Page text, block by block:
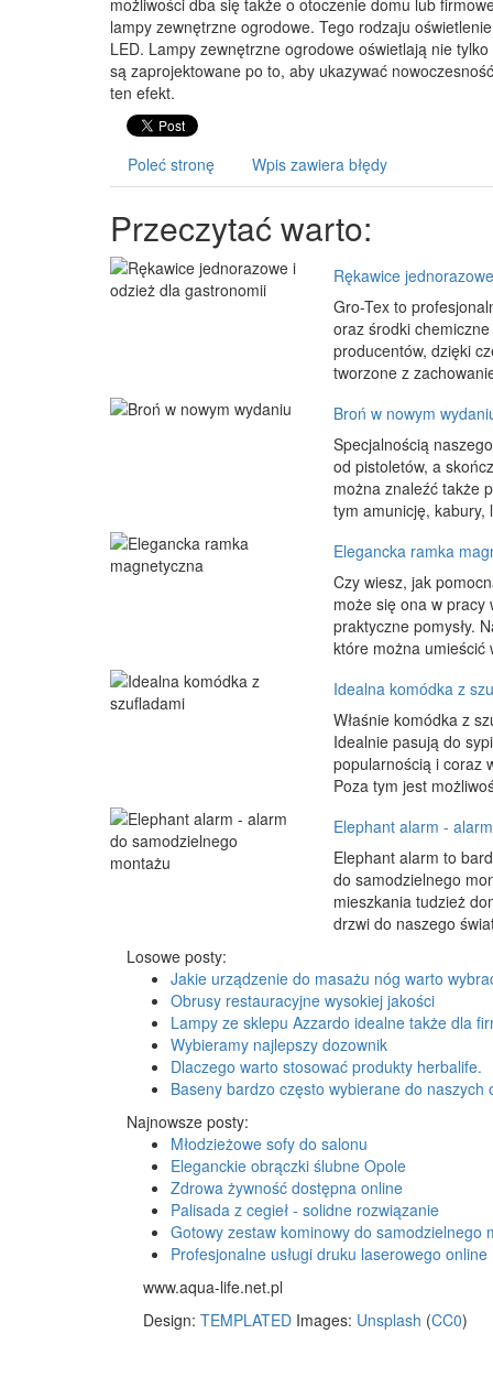
możliwości dba się także o otoczenie domu lub
lampy zewnętrzne ogrodowe. Tego rodzaju
LED. Lampy zewnętrzne ogrodowe oświetlają nie
są zaprojektowane po to, aby ukazywać
ten efekt.
Poleć stronę Wpis zawiera błędy
Przeczytać warto:
Rękawice
Gro-Tex to
oraz środki
producentów, dzięki
tworzone z
Broń w nowym
Specjalnością
od pistoletów, a
można znaleźć także
tym amunicję, kabury,
Elegancka ramka
Czy wiesz, jak
może się ona w pracy
praktyczne pomysły.
które można umieścić
Idealna komódka z
Właśnie komódka z
Idealnie pasują do
popularnością i coraz
Poza tym jest
Elephant alarm -
Elephant alarm to
do samodzielnego
mieszkania tudzież
drzwi do naszego
Losowe posty:
Jakie urządzenie do masażu nóg warto
Obrusy restauracyjne wysokiej jakości
Lampy ze sklepu Azzardo idealne także dla
Wybieramy najlepszy dozownik
Dlaczego warto stosować produkty herbalife.
Baseny bardzo często wybierane do naszych
Najnowsze posty:
Młodzieżowe sofy do salonu
Eleganckie obrączki ślubne Opole
Zdrowa żywność dostępna online
Palisada z cegieł - solidne rozwiązanie
Gotowy zestaw kominowy do samodzielnego
Profesjonalne usługi druku laserowego online
www.aqua-life.net.pl
Design: TEMPLATED Images: Unsplash (CC0)